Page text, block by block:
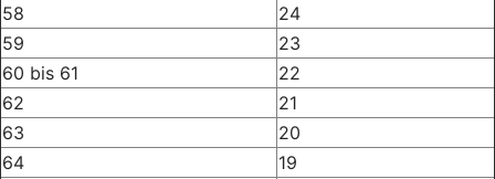
58
24
59
23
60 bis 61
22
62
21
63
20
64
19